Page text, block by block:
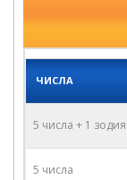
ЧИСЛА
5 числа + 1 зодия
5 числа